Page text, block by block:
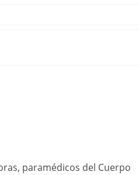
paramédicos del Cuerpo